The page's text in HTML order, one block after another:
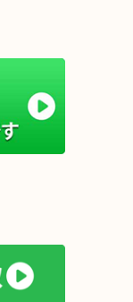
報です。
ください。
すが受付時間終